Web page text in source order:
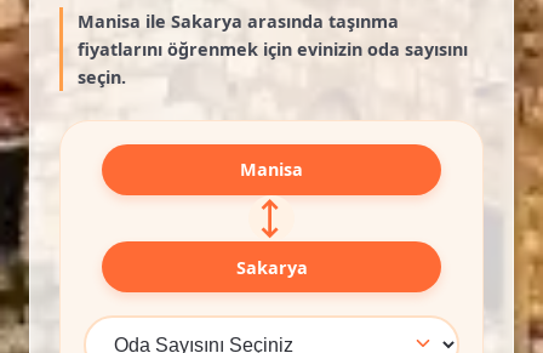
Manisa ile Sakarya arasında taşınma
fiyatlarını öğrenmek için evinizin oda sayısını
seçin.
Manisa
⟷
Sakarya